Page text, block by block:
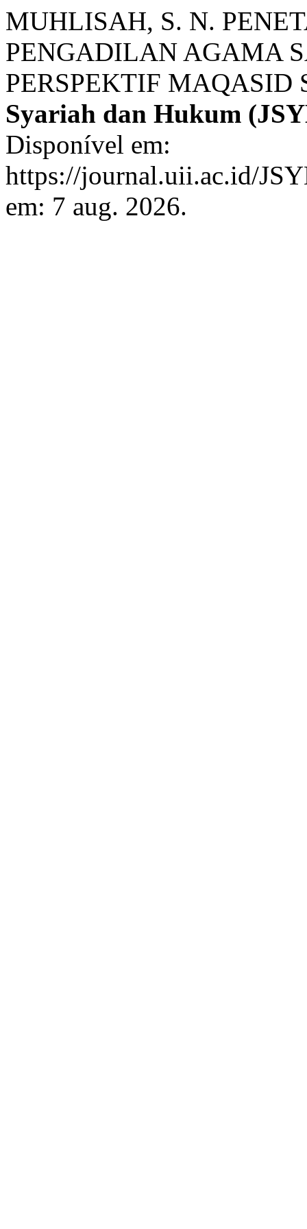
MUHLISAH, S. N.
PENGADILAN AGAMA
PERSPEKTIF MAQASID
Syariah dan Hukum
Disponível em:
https://journal.uii.ac.id/
em: 7 aug. 2026.